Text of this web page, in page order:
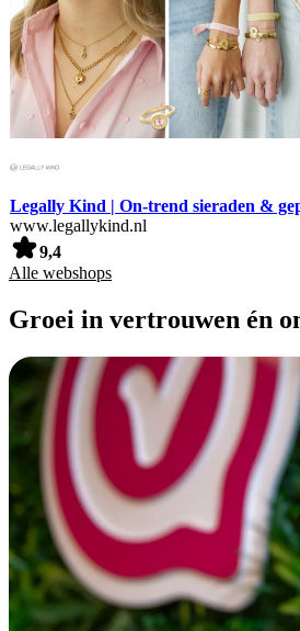
Legally Kind | On-trend sieraden &
www.legallykind.nl
9,4
Alle webshops
Groei in vertrouwen én